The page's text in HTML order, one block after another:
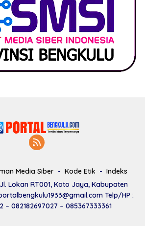
Media Siber Kode Etik
Indeks
Lokan RT001, Koto Jaya, Kabupaten
Telp/HP :
– 082182697027 – 085367333361